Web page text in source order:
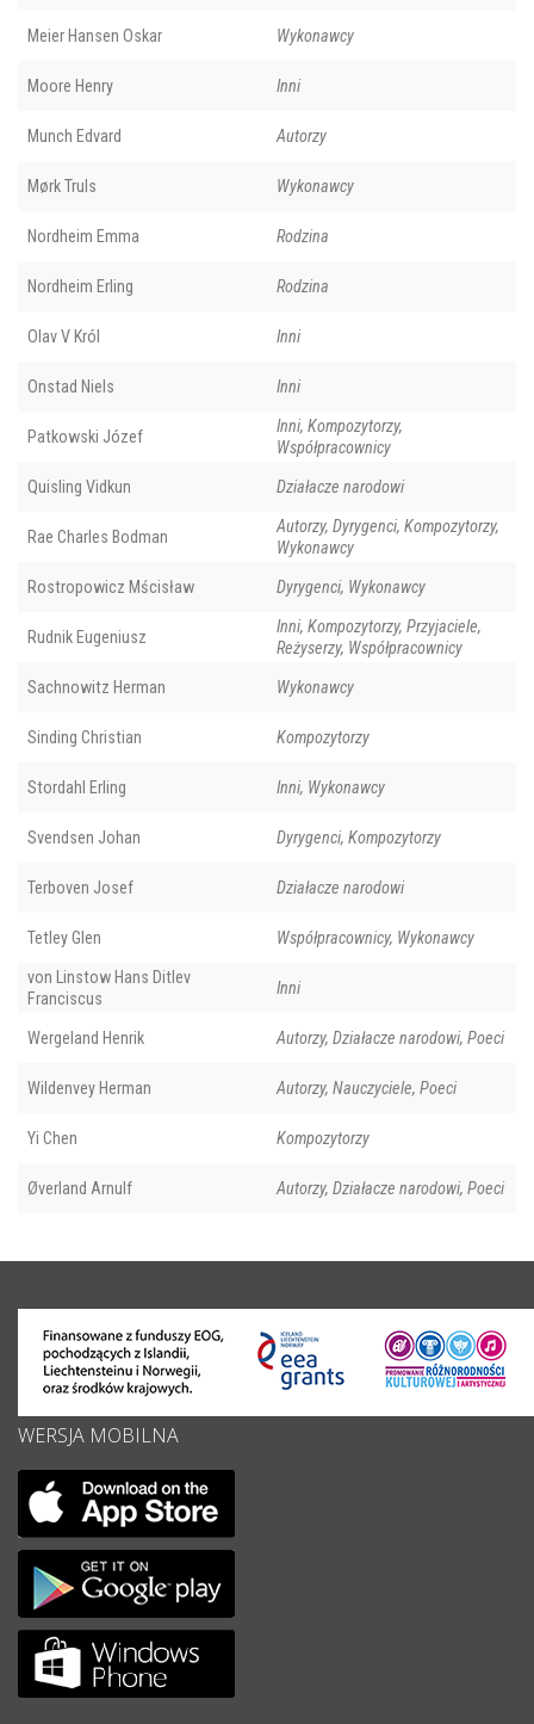
Meier Hansen Oskar Wykonawcy
Moore Henry Inni
Munch Edvard Autorzy
Mørk Truls Wykonawcy
Nordheim Emma Rodzina
Nordheim Erling Rodzina
Olav V Król Inni
Onstad Niels Inni
Patkowski Józef
Inni, Kompozytorzy,
Współpracownicy
Quisling Vidkun Działacze narodowi
Rae Charles Bodman
Autorzy, Dyrygenci, Kompozytorzy,
Wykonawcy
Rostropowicz Mścisław Dyrygenci, Wykonawcy
Rudnik Eugeniusz
Inni, Kompozytorzy, Przyjaciele,
Reżyserzy, Współpracownicy
Sachnowitz Herman Wykonawcy
Sinding Christian Kompozytorzy
Stordahl Erling Inni, Wykonawcy
Svendsen Johan Dyrygenci, Kompozytorzy
Terboven Josef Działacze narodowi
Tetley Glen Współpracownicy, Wykonawcy
von Linstow Hans Ditlev
Franciscus
Inni
Wergeland Henrik Autorzy, Działacze narodowi, Poeci
Wildenvey Herman Autorzy, Nauczyciele, Poeci
Yi Chen Kompozytorzy
Øverland Arnulf Autorzy, Działacze narodowi, Poeci
WERSJA MOBILNA